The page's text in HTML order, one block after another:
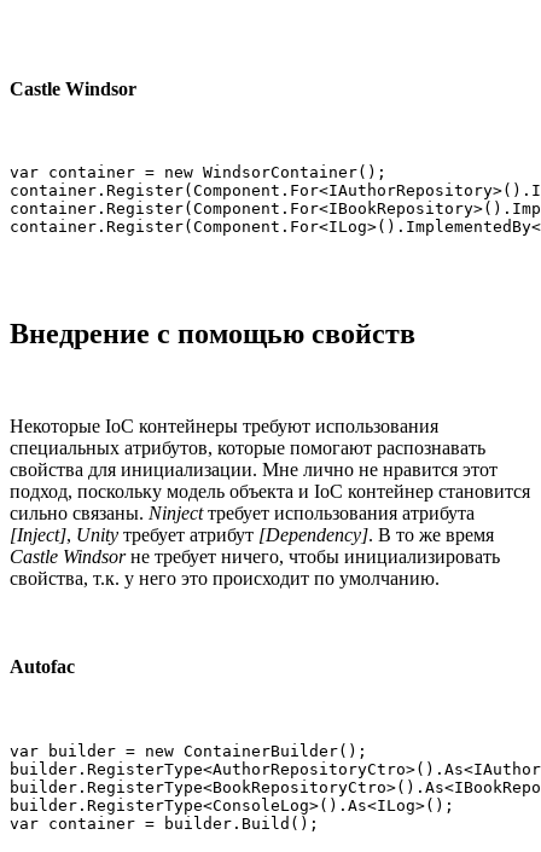
Castle Windsor
var container = new WindsorContainer();
Внедрение с помощью свойств
Некоторые IoC контейнеры требуют использования
специальных атрибутов, которые помогают распознавать
свойства для инициализации. Мне лично не нравится этот
подход, поскольку модель объекта и IoC контейнер становится
сильно связаны. Ninjectтребует использования атрибута
[Inject], Unity требует атрибут [Dependency]. В то же время
Castle Windsorне требует ничего, чтобы инициализировать
свойства, т.к. у него это происходит по умолчанию.
Autofac
var builder = new ContainerBuilder();
builder.RegisterType<ConsoleLog>().As<ILog>();
var container = builder.Build();